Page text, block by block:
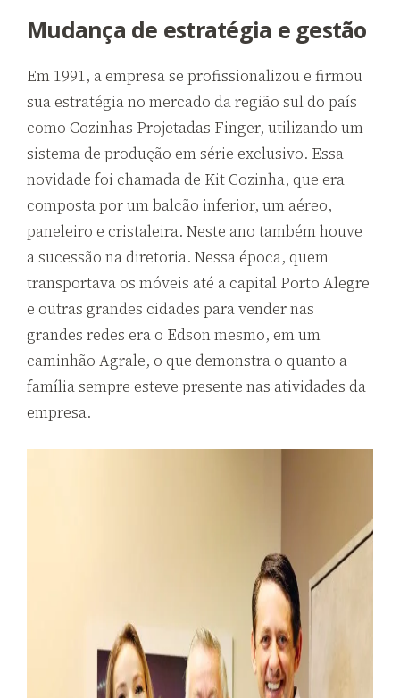
Mudança de estratégia e gestão
Em 1991, a empresa se profissionalizou e firmou
sua estratégia no mercado da região sul do país
como Cozinhas Projetadas Finger, utilizando um
sistema de produção em série exclusivo. Essa
novidade foi chamada de Kit Cozinha, que era
composta por um balcão inferior, um aéreo,
paneleiro e cristaleira. Neste ano também houve
a sucessão na diretoria. Nessa época, quem
transportava os móveis até a capital Porto Alegre
e outras grandes cidades para vender nas
grandes redes era o Edson mesmo, em um
caminhão Agrale, o que demonstra o quanto a
família sempre esteve presente nas atividades da
empresa.